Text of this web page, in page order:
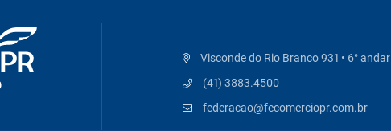
Visconde do Rio Branco 931 • 6° andar
(41) 3883.4500
federacao@fecomerciopr.com.br